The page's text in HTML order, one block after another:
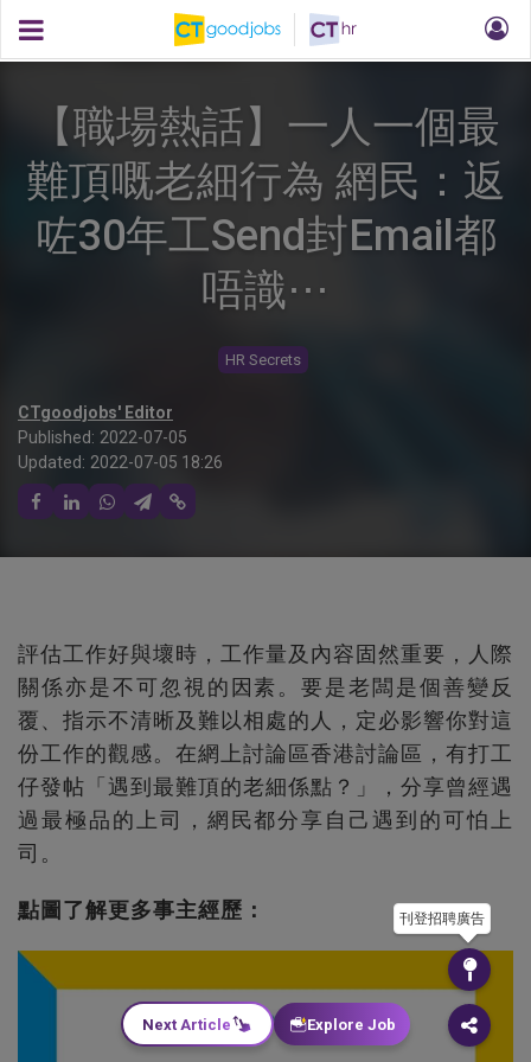
【職場熱話】一人一個最
難頂嘅老細行為 網民：返
咗30年工Send封Email都
唔識⋯
HR Secrets
CTgoodjobs' Editor
Published: 2022-07-05
Updated: 2022-07-05 18:26
評估工作好與壞時，工作量及內容固然重要，人際
關係亦是不可忽視的因素。要是老闆是個善變反
覆、指示不清晰及難以相處的人，定必影響你對這
份工作的觀感。在網上討論區香港討論區，有打工
仔發帖「遇到最難頂的老細係點？」，分享曾經遇
過最極品的上司，網民都分享自己遇到的可怕上
司。
點圖了解更多事主經歷： 刊登招聘廣告
Next Article Explore Job